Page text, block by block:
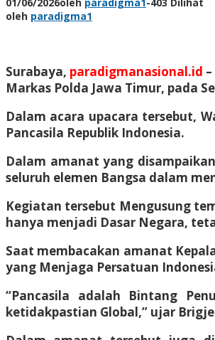
oleh paradigma1
Surabaya, paradigmanasional.id –
Markas Polda Jawa Timur, pada
Dalam acara upacara tersebut,
Pancasila Republik Indonesia.
Dalam amanat yang
seluruh elemen Bangsa dalam
Kegiatan tersebut Mengusung
hanya menjadi Dasar Negara,
Saat membacakan amanat
yang Menjaga Persatuan
“Pancasila adalah Bintang
ketidakpastian Global,” ujar